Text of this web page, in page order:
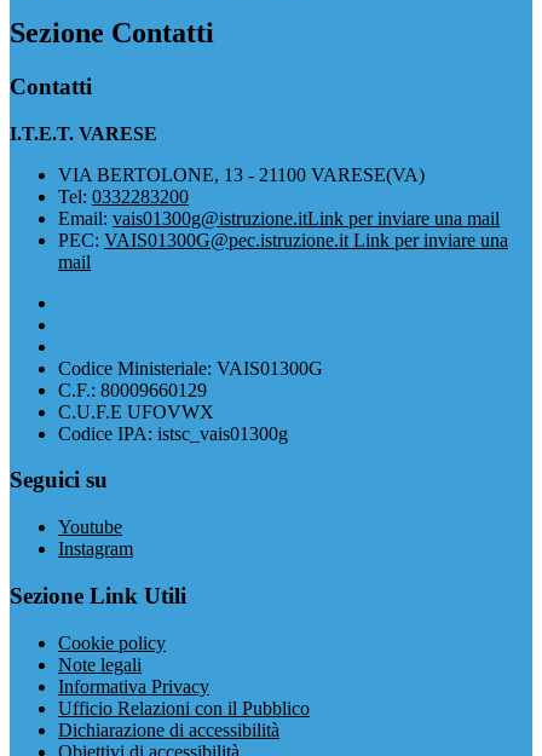
Sezione Contatti
Contatti
I.T.E.T. VARESE
VIA BERTOLONE, 13 - 21100 VARESE(VA)
Tel: 0332283200
Email: vais01300g@istruzione.itLink per inviare una mail
PEC: VAIS01300G@pec.istruzione.it Link per inviare una
mail
Codice Ministeriale: VAIS01300G
C.F.: 80009660129
C.U.F.E UFOVWX
Codice IPA: istsc_vais01300g
Seguici su
Youtube
Instagram
Sezione Link Utili
Cookie policy
Note legali
Informativa Privacy
Ufficio Relazioni con il Pubblico
Dichiarazione di accessibilità
Obiettivi di accessibilità